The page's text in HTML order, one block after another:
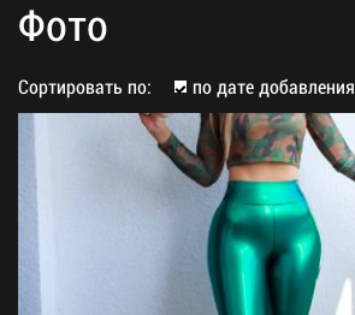
Фото
Сортировать по: по дате добавления